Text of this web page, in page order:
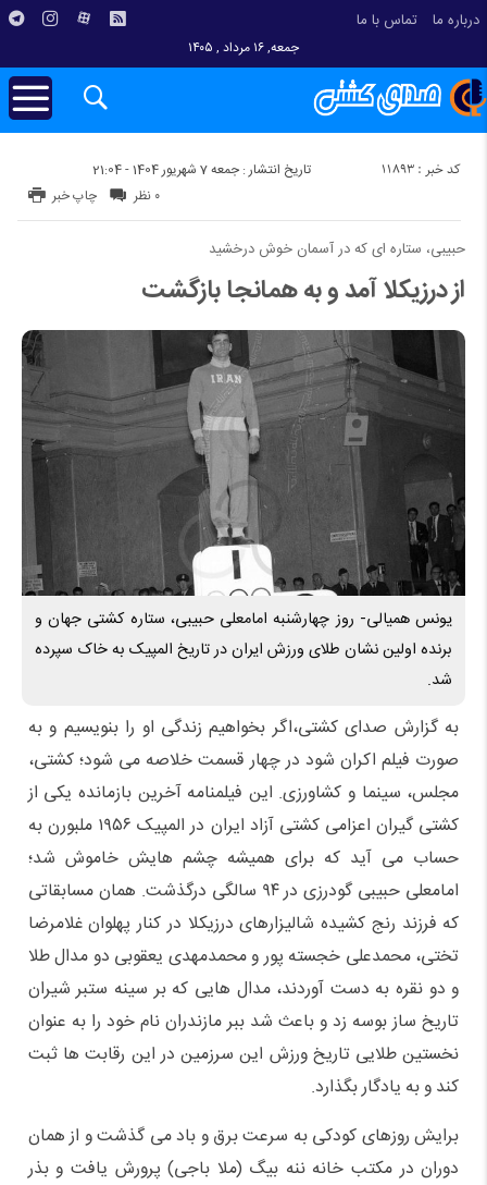
درباره ما تماس با ما
جمعه, ۱۶ مرداد , ۱۴۰۵
تاریخ انتشار : جمعه 7 شهریور 1404 - 21:04 کد خبر : 11893
چاپ خبر ۰ نظر
حبیبی، ستاره ای که در آسمان خوش درخشید
از درزیکلا آمد و به همانجا بازگشت
یونس همیالی- روز چهارشنبه امامعلی حبیبی، ستاره کشتی جهان و
برنده اولین نشان طلای ورزش ایران در تاریخ المپیک به خاک سپرده
شد.
به گزارش صدای کشتی،اگر بخواهیم زندگی او را بنویسیم و به
صورت فیلم اکران شود در چهار قسمت خلاصه می شود؛ کشتی،
مجلس، سینما و کشاورزی. این فیلمنامه آخرین بازمانده یکی از
کشتی گیران اعزامی کشتی آزاد ایران در المپیک ۱۹۵۶ ملبورن به
حساب می آید که برای همیشه چشم هایش خاموش شد؛
امامعلی حبیبی گودرزی در ۹۴ سالگی درگذشت. همان مسابقاتی
که فرزند رنج کشیده شالیزارهای درزیکلا در کنار پهلوان غلامرضا
تختی، محمدعلی خجسته پور و محمدمهدی یعقوبی دو مدال طلا
و دو نقره به دست آوردند، مدال هایی که بر سینه ستبر شیران
تاریخ ساز بوسه زد و باعث شد ببر مازندران نام خود را به عنوان
نخستین طلایی تاریخ ورزش این سرزمین در این رقابت ها ثبت
کند و به یادگار بگذارد.
برایش روزهای کودکی به سرعت برق و باد می گذشت و از همان
دوران در مکتب خانه ننه بیگ (ملا باجی) پرورش یافت و بذر